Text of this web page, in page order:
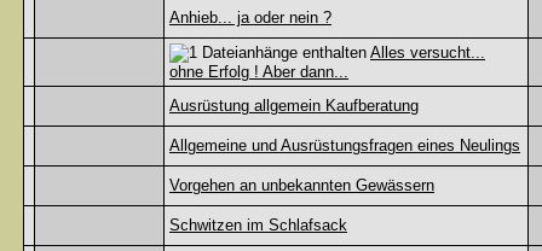
Anhieb... ja oder nein ?
Alles versucht...
ohne Erfolg ! Aber dann...
Ausrüstung allgemein Kaufberatung
Allgemeine und Ausrüstungsfragen eines Neulings
Vorgehen an unbekannten Gewässern
Schwitzen im Schlafsack